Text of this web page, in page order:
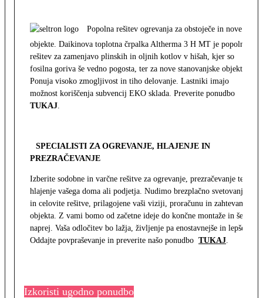
Popolna rešitev ogrevanja za obstoječe in nove
objekte. Daikinova toplotna črpalka Altherma 3 H MT je popolna
rešitev za zamenjavo plinskih in oljnih kotlov v hišah, kjer so
fosilna goriva še vedno pogosta, ter za nove stanovanjske objekte.
Ponuja visoko zmogljivost in tiho delovanje. Lastniki imajo
možnost koriščenja subvencij EKO sklada. Preverite ponudbo
TUKAJ
SPECIALISTI ZA OGREVANJE, HLAJENJE IN
PREZRAČEVANJE
Izberite sodobne in varčne rešitve za ogrevanje, prezračevanje ter
hlajenje vašega doma ali podjetja. Nudimo brezplačno svetovanje
in celovite rešitve, prilagojene vaši viziji, proračunu in zahtevam
objekta. Z vami bomo od začetne ideje do končne montaže in še
naprej. Vaša odločitev bo lažja, življenje pa enostavnejše in lepše.
Oddajte povpraševanje in preverite našo ponudbo TUKAJ
Izkoristi ugodno ponudbo